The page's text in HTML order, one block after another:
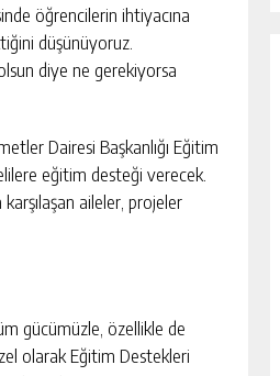
öğrencilerin ihtiyacına
düşünüyoruz.
diye ne gerekiyorsa
Dairesi Başkanlığı Eğitim
eğitim desteği verecek.
aileler, projeler
gücümüzle, özellikle de
olarak Eğitim Destekleri